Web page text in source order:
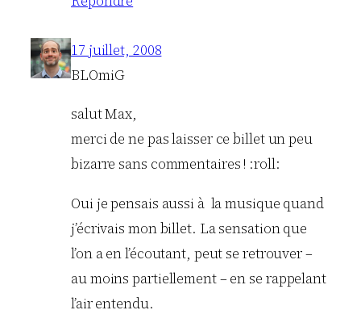
17 juillet, 2008
BLOmiG
salut Max,
merci de ne pas laisser ce billet un peu
bizarre sans commentaires ! :roll:
Oui je pensais aussi à la musique quand
j’écrivais mon billet. La sensation que
l’on a en l’écoutant, peut se retrouver –
au moins partiellement – en se rappelant
l’air entendu.